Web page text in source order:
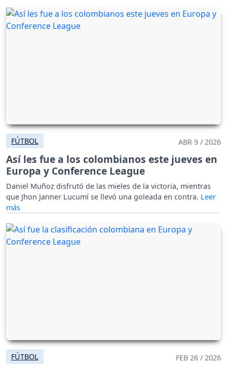
FÚTBOL ABR 9 / 2026
Así les fue a los colombianos este jueves en
Europa y Conference League
Daniel Muñoz disfrutó de las mieles de la victoria, mientras
que Jhon Janner Lucumí se llevó una goleada en contra.
FÚTBOL FEB 26 / 2026